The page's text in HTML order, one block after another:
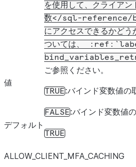
TASK_AUTO_RETRY_ATTEMPTS
を使用して、クライア
数</sql-reference/
にアクセスできるかどう
ついては、
ご参照ください。
値
TRUE:バインド変数値の
FALSE:バインド変数値
デフォルト
TRUE
ALLOW_CLIENT_MFA_CACHING